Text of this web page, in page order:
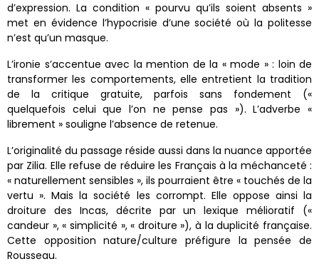
d’expression. La condition « pourvu qu’ils soient absents »
met en évidence l’hypocrisie d’une société où la politesse
n’est qu’un masque.
L’ironie s’accentue avec la mention de la « mode » : loin de
transformer les comportements, elle entretient la tradition
de la critique gratuite, parfois sans fondement («
quelquefois celui que l’on ne pense pas »). L’adverbe «
librement » souligne l’absence de retenue.
L’originalité du passage réside aussi dans la nuance apportée
par Zilia. Elle refuse de réduire les Français à la méchanceté :
« naturellement sensibles », ils pourraient être « touchés de la
vertu ». Mais la société les corrompt. Elle oppose ainsi la
droiture des Incas, décrite par un lexique mélioratif («
candeur », « simplicité », « droiture »), à la duplicité française.
Cette opposition nature/culture préfigure la pensée de
Rousseau.